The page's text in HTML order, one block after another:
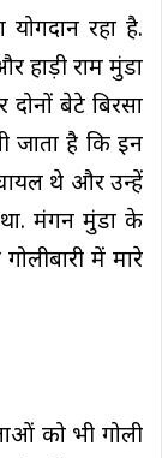
रहा है.
हाड़ी राम मुंडा
बेटे बिरसा
जाता है कि इन
थे और उन्हें
था. मंगन मुंडा के
में मारे
को भी गोली